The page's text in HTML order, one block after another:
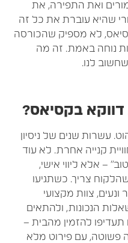
ואת התפירה, את
עוברת את כל זה
לא מספיק שהכורסה
באמת. זה מה
לנו.
בקסיאס?
שנים של ניסיון
קנייה אחרת. לא עוד
אלא ליווי אישי,
צריך. כשתגיעו
צוות מקצועי
הנכונות, ולהתאים
להזמין מהבית –
עם פירוט מלא